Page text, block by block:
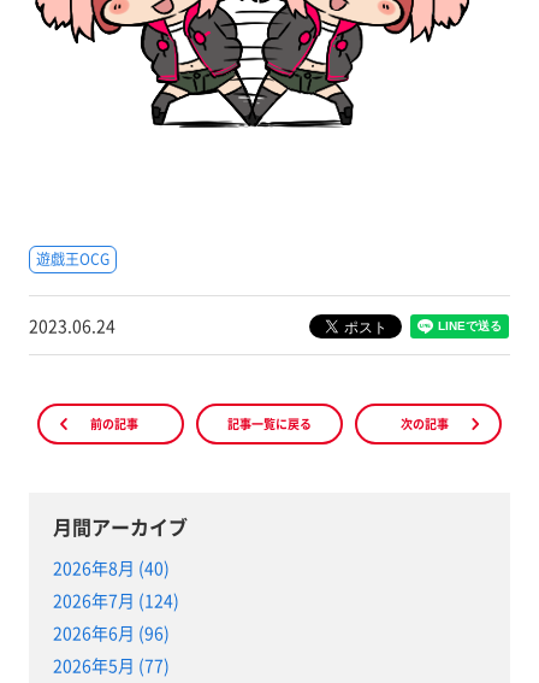
遊戯王OCG
2023.06.24
前の記事 記事一覧に戻る 次の記事
月間アーカイブ
2026年8月 (40)
2026年7月 (124)
2026年6月 (96)
2026年5月 (77)